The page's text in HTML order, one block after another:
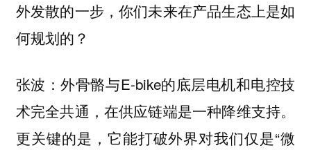
外发散的一步，你们未来在产品生态上是如
何规划的？
张波：外骨骼与E-bike的底层电机和电控技
术完全共通，在供应链端是一种降维支持。
更关键的是，它能打破外界对我们仅是“微